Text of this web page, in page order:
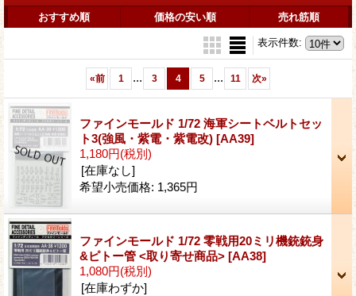
おすすめ順 価格の安い順 売れ筋順
表示件数:
«前 1 ... 3 4 5 ... 11 次»
ファインモールド 1/72 海軍シートベルトセッ
ト3(強風・紫電・紫電改) [AA39]
1,180円(税別)
[在庫なし]
希望小売価格: 1,365円
ファインモールド 1/72 零戦用20ミリ機銃銃身
&ピトー管 <取り寄せ商品> [AA38]
1,080円(税別)
[在庫わずか]